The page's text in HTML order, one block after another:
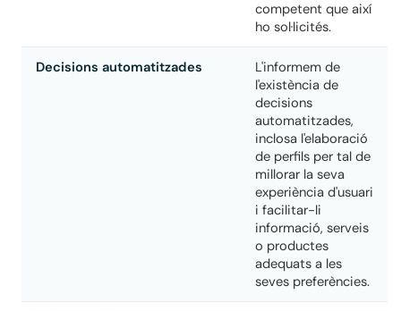
competent que així
ho sol·licités.
Decisions automatitzades
L'informem de
l'existència de
decisions
automatitzades,
inclosa l'elaboració
de perfils per tal de
millorar la seva
experiència d'usuari
i facilitar-li
informació, serveis
o productes
adequats a les
seves preferències.